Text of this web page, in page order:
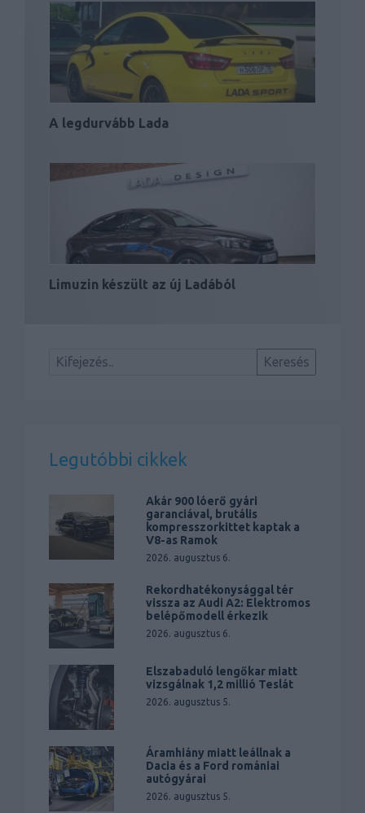
A legdurvább Lada
Limuzin készült az új Ladából
Legutóbbi cikkek
Akár 900 lóerő gyári
garanciával, brutális
kompresszorkittet kaptak a
V8-as Ramok
2026. augusztus 6.
Rekordhatékonysággal tér
vissza az Audi A2: Elektromos
belépőmodell érkezik
2026. augusztus 6.
Elszabaduló lengőkar miatt
vizsgálnak 1,2 millió Teslát
2026. augusztus 5.
Áramhiány miatt leállnak a
Dacia és a Ford romániai
autógyárai
2026. augusztus 5.